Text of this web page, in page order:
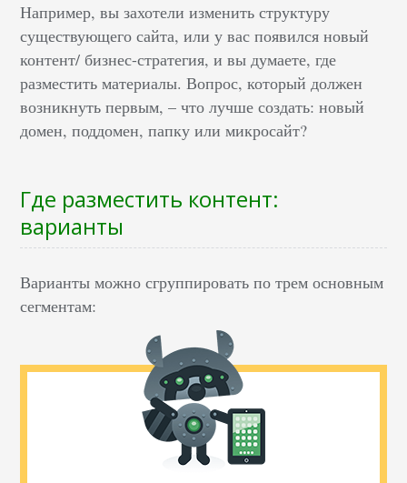
Например, вы захотели изменить структуру
существующего сайта, или у вас появился новый
контент/ бизнес-стратегия, и вы думаете, где
разместить материалы. Вопрос, который должен
возникнуть первым, – что лучше создать: новый
домен, поддомен, папку или микросайт?
Где разместить контент:
варианты
Варианты можно сгруппировать по трем основным
сегментам: